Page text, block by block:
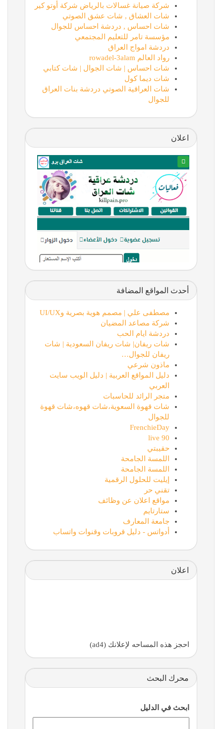
شركة صيانة غسالات بالرياض شركة أوتو كير
شات العشاق , شات عشق الصوتي
شات احساس , دردشة احساس للجوال
مؤسسة تامر للتعليم المجتمعي
دردشة امواج العراق
رواد العالم rowadel-3alam
شات احساس | شات الجوال | شات كتابي
شات ديما كول
شات العراقية الصوتي دردشة بنات العراق
للجوال
اعلان
أحدث المواقع المضافة
مصطفى علي | مصمم هوية بصرية وUI/UX
شركة مصاعد المضيان
دردشة ايام الحب
شات ريفان| شات ريفان السعودية | شات
ريفان للجوال…
ماذون شرعي
دليل المواقع العربية | دليل الويب سايت
العربي
متجر الرائد للحاسبات
شات قهوة السعوية،شات قهوه،شات قهوة
للجوال
FrenchieDay
90 live
حقيبتي
اللمسة الجامحة
اللمسة الجامحة
إيليت للحلول الرقمية
تقني حر
مواقع اعلان عن وظائف
ستارتايم
جامعة المعارف
أدواتس - دليل قروبات وقنوات واتساب
اعلان
احجز هذه المساحه لإعلانك (ad4)
محرك البحث
ابحث في الدليل